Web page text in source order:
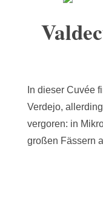
In dieser Cuvée
Verdejo,
vergoren: in
großen Fässern